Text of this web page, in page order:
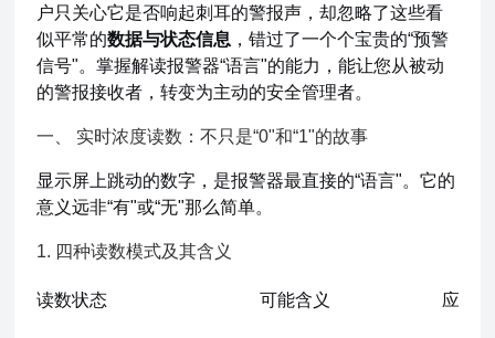
户只关心它是否响起刺耳的警报声，却忽略了这些看
似平常的数据与状态信息 ，错过了一个个宝贵的“预警
信号"。掌握解读报警器“语言"的能力，能让您从被动
的警报接收者，转变为主动的安全管理者。
一、 实时浓度读数：不只是“0"和“1"的故事
显示屏上跳动的数字，是报警器最直接的“语言"。它的
意义远非“有"或“无"那么简单。
1. 四种读数模式及其含义
读数状态 可能含义 应采